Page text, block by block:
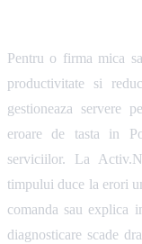
Pentru o firma mica
productivitate si
gestioneaza servere
eroare de tasta in
serviciilor. La
timpului duce la erori
comanda sau explica
diagnosticare scade